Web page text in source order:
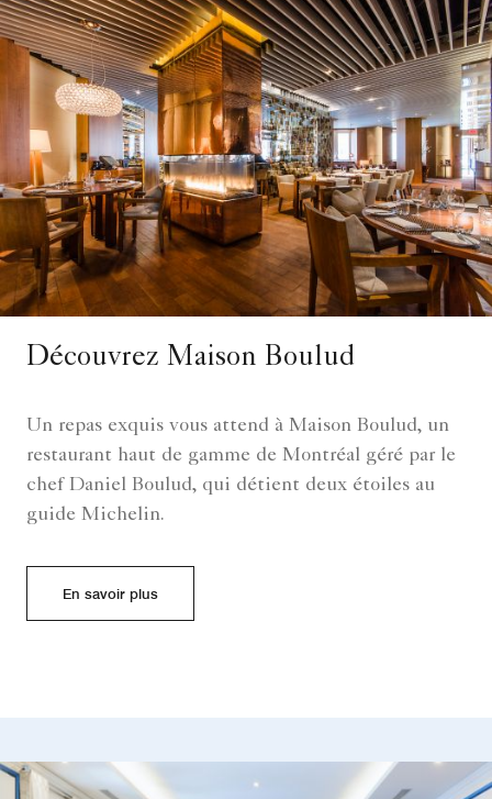
Découvrez Maison Boulud
Un repas exquis vous attend à Maison Boulud, un
restaurant haut de gamme de Montréal géré par le
chef Daniel Boulud, qui détient deux étoiles au
guide Michelin.
En savoir plus